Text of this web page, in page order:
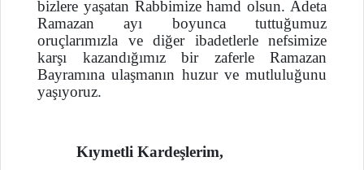
bizlere yaşatan Rabbimize hamd olsun. Adeta
Ramazan ayı boyunca tuttuğumuz
oruçlarımızla ve diğer ibadetlerle nefsimize
karşı kazandığımız bir zaferle Ramazan
Bayramına ulaşmanın huzur ve mutluluğunu
yaşıyoruz.
Kıymetli Kardeşlerim,